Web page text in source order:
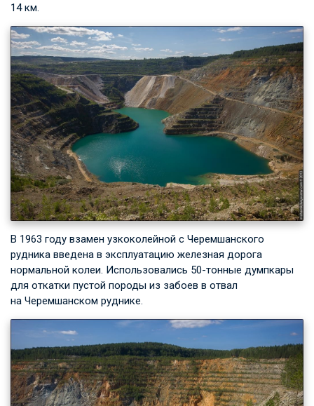
14 км.
В 1963 году взамен узкоколейной с Черемшанского
рудника введена в эксплуатацию железная дорога
нормальной колеи. Использовались 50-тонные думпкары
для откатки пустой породы из забоев в отвал
на Черемшанском руднике.